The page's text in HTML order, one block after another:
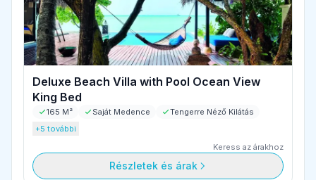
Deluxe Beach Villa with Pool Ocean View
King Bed
165 M² Saját Medence
Tengerre Néző Kilátás
+5 további
Keress az árakhoz
Részletek és árak